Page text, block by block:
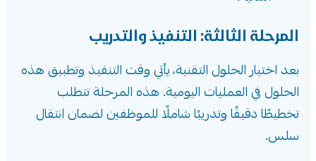
المرحلة الثالثة: التنفيذ والتدريب
بعد اختيار الحلول التقنية، يأتي وقت التنفيذ وتطبيق هذه
الحلول في العمليات اليومية. هذه المرحلة تتطلب
تخطيطًا دقيقًا وتدريبًا شاملًا للموظفين لضمان انتقال
سلس.